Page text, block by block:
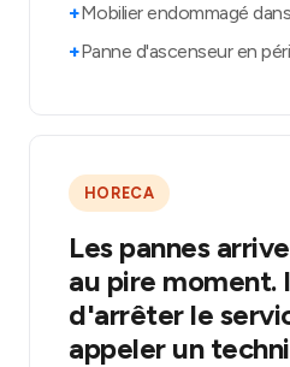
+Mobilier endommagé
+Panne d'ascenseur en
HORECA
Les pannes
au pire moment.
d'arrêter le
appeler un